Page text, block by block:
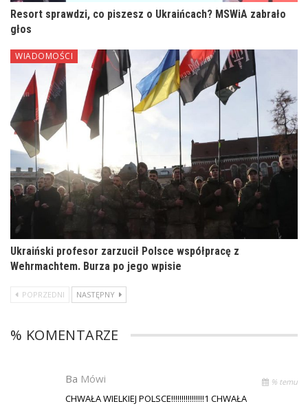
Resort sprawdzi, co piszesz o Ukraińcach? MSWiA zabrało
głos
WIADOMOŚCI
Ukraiński profesor zarzucił Polsce współpracę z
Wehrmachtem. Burza po jego wpisie
POPRZEDNI NASTĘPNY
% KOMENTARZE
Ba Mówi % temu
CHWAŁA WIELKIEJ POLSCE!!!!!!!!!!!!!!!!1 CHWAŁA